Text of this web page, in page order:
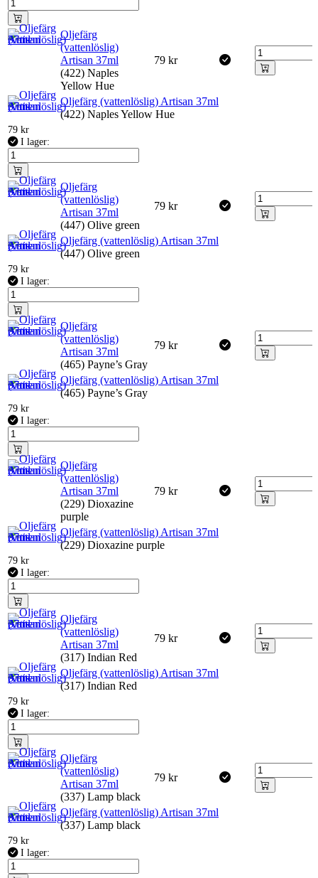
Oljefärg
(vattenlöslig)
Artisan 37ml
(422) Naples
Yellow Hue
79 kr
Oljefärg (vattenlöslig) Artisan 37ml
(422) Naples Yellow Hue
79 kr
I lager:
Oljefärg
(vattenlöslig)
Artisan 37ml
(447) Olive green
79 kr
Oljefärg (vattenlöslig) Artisan 37ml
(447) Olive green
79 kr
I lager:
Oljefärg
(vattenlöslig)
Artisan 37ml
(465) Payne’s Gray
79 kr
Oljefärg (vattenlöslig) Artisan 37ml
(465) Payne’s Gray
79 kr
I lager:
Oljefärg
(vattenlöslig)
Artisan 37ml
(229) Dioxazine
purple
79 kr
Oljefärg (vattenlöslig) Artisan 37ml
(229) Dioxazine purple
79 kr
I lager:
Oljefärg
(vattenlöslig)
Artisan 37ml
(317) Indian Red
79 kr
Oljefärg (vattenlöslig) Artisan 37ml
(317) Indian Red
79 kr
I lager:
Oljefärg
(vattenlöslig)
Artisan 37ml
(337) Lamp black
79 kr
Oljefärg (vattenlöslig) Artisan 37ml
(337) Lamp black
79 kr
I lager: